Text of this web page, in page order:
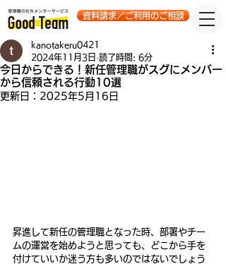
資料請求／ご利用のご相談
今日からできる！新任管理職がスグにメンバー
から信頼される行動10選
kanotakeru0421
2024年11月3日 読了時間: 6分
更新日： 2025年5月16日
昇進して新任の管理職となった時、部署やチー
ムの運営を始めようと思っても、どこから手を
付けていいか迷う方も多いのではないでしょう